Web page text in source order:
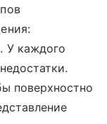
У каждого
поверхностно